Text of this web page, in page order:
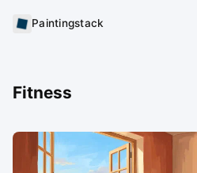
Paintingstack
Fitness